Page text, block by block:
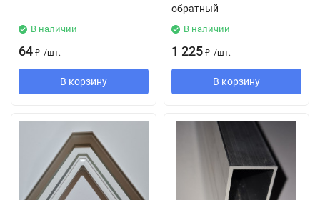
В наличии
64 ₽ /шт.
В корзину
обратный
В наличии
1 225 ₽ /шт.
В корзину